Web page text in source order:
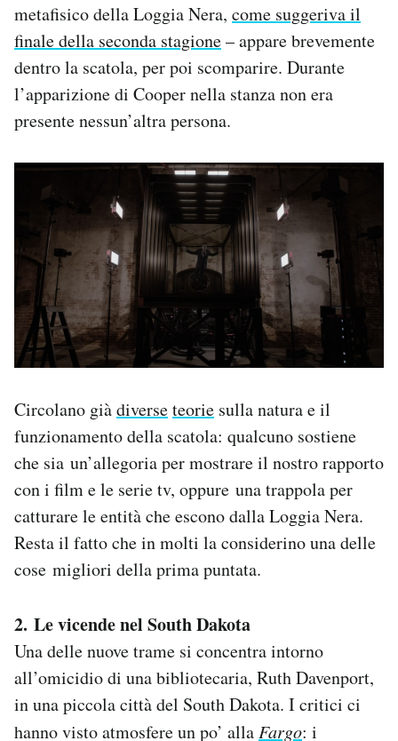
metafisico della Loggia Nera, come suggeriva il
finale della seconda stagione– appare brevemente
dentro la scatola, per poi scomparire. Durante
l’apparizione di Cooper nella stanza non era
presente nessun’altra persona.
Circolano giàdiverseteorie sulla natura e il
funzionamento della scatola: qualcuno sostiene
che sia un’allegoria per mostrare il nostro rapporto
con i film e le serie tv, oppure una trappola per
catturare le entità che escono dalla Loggia Nera.
Resta il fatto che in molti la considerino una delle
cose migliori della prima puntata.
2. Le vicende nel South Dakota
Una delle nuove trame si concentra intorno
all’omicidio di una bibliotecaria, Ruth Davenport,
in una piccola città del South Dakota. I critici ci
hanno visto atmosfere un po’ alla Fargo: i